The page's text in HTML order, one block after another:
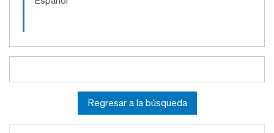
Regresar a la búsqueda